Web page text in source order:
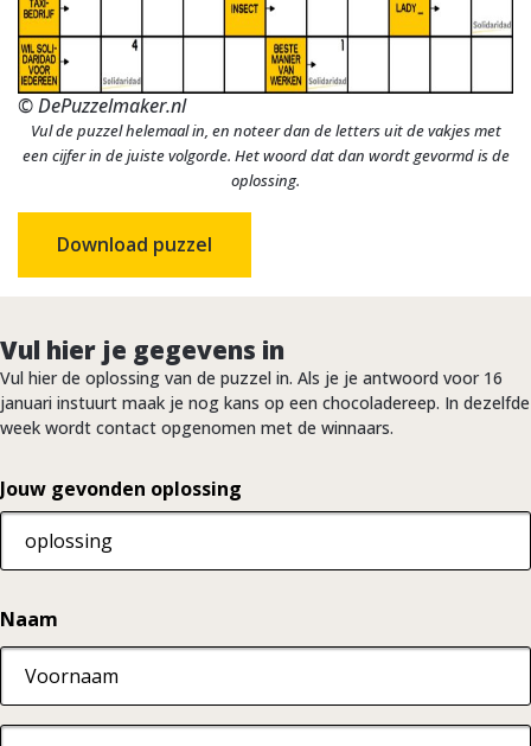
© DePuzzelmaker.nl
Vul de puzzel helemaal in, en noteer dan de letters uit de vakjes met
een cijfer in de juiste volgorde. Het woord dat dan wordt gevormd is de
oplossing.
Download puzzel
Vul hier je gegevens in
Vul hier de oplossing van de puzzel in. Als je je antwoord voor 16
januari instuurt maak je nog kans op een chocoladereep. In dezelfde
week wordt contact opgenomen met de winnaars.
Jouw gevonden oplossing
Naam